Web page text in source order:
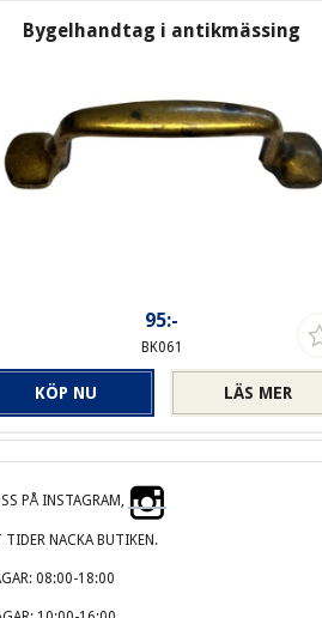
Bygelhandtag i antikmässing
95:-
BK061
LÄS MER
KÖP NU
PÅ INSTAGRAM,
TIDER NACKA BUTIKEN.
08:00-18:00